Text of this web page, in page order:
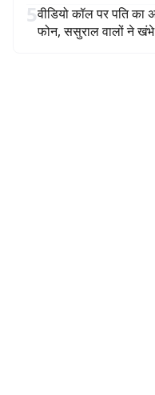
5वीडियो कॉल पर पति का
फोन, ससुराल वालों ने